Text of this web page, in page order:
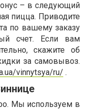
– в следующий
пицца. Приводите
по вашему заказу
счет. Если вам
скажите об
за самовывоз.
vinnytsya/ru/ .
Мы используем в